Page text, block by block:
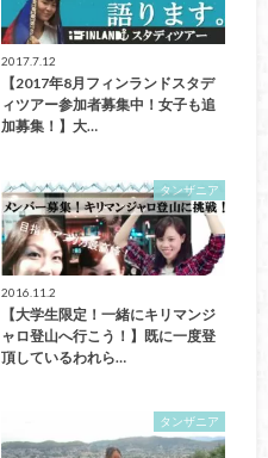
2017.7.12
【2017年8月フィンランドスタデ
ィツアー参加者募集中！女子も追
加募集！】大…
タンザニア
2016.11.2
【大学生限定！一緒にキリマンジ
ャロ登山へ行こう！】既に一度登
頂しているわれら…
タンザニア